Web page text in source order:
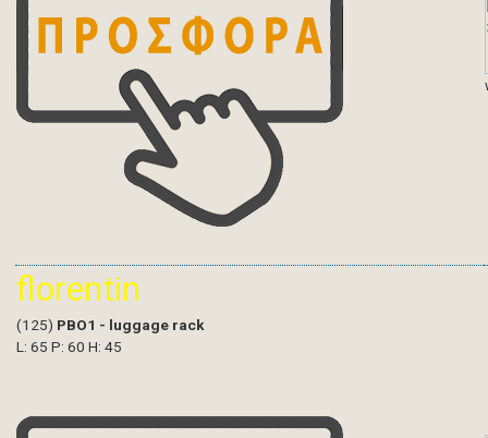
florentin
(125) PBO1 - luggage rack
L: 65 P: 60 H: 45